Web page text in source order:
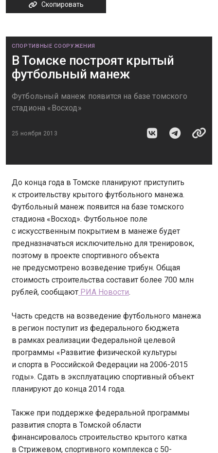
Скопировать
СПОРТИВНЫЕ СООРУЖЕНИЯ
В Томске построят крытый
футбольный манеж
Футбольный манеж появится на базе томского
стадиона «Восход»
25 ноября 2013
До конца года в Томске планируют приступить
к строительству крытого футбольного манежа.
Футбольный манеж появится на базе томского
стадиона «Восход». Футбольное поле
с искусственным покрытием в манеже будет
предназначаться исключительно для тренировок,
поэтому в проекте спортивного объекта
не предусмотрено возведение трибун. Общая
стоимость строительства составит более 700 млн
рублей, сообщают РИА Новости.
Часть средств на возведение футбольного манежа
в регион поступит из федерального бюджета
в рамках реализации Федеральной целевой
программы «Развитие физической культуры
и спорта в Российской Федерации на 2006-2015
годы». Сдать в эксплуатацию спортивный объект
планируют до конца 2014 года.
Также при поддержке федеральной программы
развития спорта в Томской области
финансировалось строительство крытого катка
в Стрижевом, спортивного комплекса с 50-